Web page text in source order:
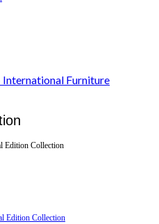
Furniture
Edition Collection
Edition Collection